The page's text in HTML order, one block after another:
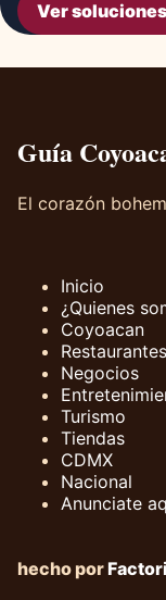
Ver soluciones
Guía
El corazón
Inicio
¿Quienes
Coyoacan
Restaurantes
Negocios
Turismo
Tiendas
CDMX
Nacional
Anunciate
hecho por